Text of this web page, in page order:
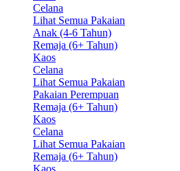
Celana
Lihat Semua Pakaian
Anak (4-6 Tahun)
Remaja (6+ Tahun)
Kaos
Celana
Lihat Semua Pakaian
Pakaian Perempuan
Remaja (6+ Tahun)
Kaos
Celana
Lihat Semua Pakaian
Remaja (6+ Tahun)
Kaos